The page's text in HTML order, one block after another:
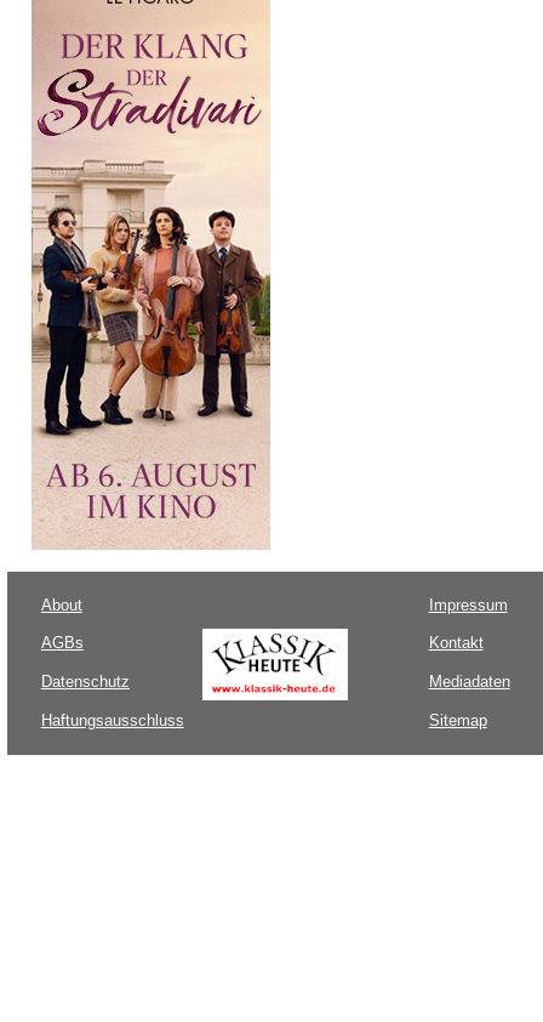
About
AGBs
Datenschutz
Haftungsausschluss
Impressum
Kontakt
Mediadaten
Sitemap